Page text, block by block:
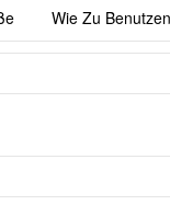
Wie Zu Benutzen